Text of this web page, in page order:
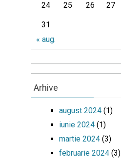
24 25 26 27
31
« aug.
Arhive
august 2024(1)
iunie 2024(1)
martie 2024(3)
februarie 2024(3)